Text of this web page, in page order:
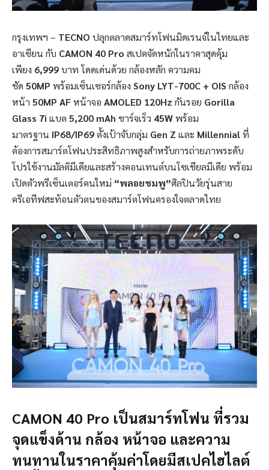
กรุงเทพฯ – TECNO ปลุกตลาดสมาร์ทโฟนมิดเรนจ์ในไทยและ
อาเซียน กับ CAMON 40 Pro สเปคจัดหนักในราคาสุดคุ้ม
เพียง 6,999บาท โดดเด่นด้วย กล้องหลัก ความคม
ชัด 50MP พร้อมเซ็นเซอร์กล้อง Sony LYT-700C + OIS กล้อง
หน้า 50MP AFหน้าจอ AMOLED 120Hz กันรอย Gorilla
Glass 7i แบต 5,200 mAh ชาร์จเร็ว 45Wพร้อม
มาตรฐาน IP68/IP69ตั้งเป้าจับกลุ่ม Gen Z และ Millennialที่
ต้องการสมาร์ตโฟนประสิทธิภาพสูงสำหรับการถ่ายภาพระดับ
โปรใช้งานมัลติมีเดียและสร้างคอนเทนต์บนโซเชียลมีเดีย พร้อม
เปิดตัวพรีเซ็นเตอร์คนใหม่ “พลอยชมพู”ศิลปินวัยรุ่นสาย
ครีเอทีฟสะท้อนตัวตนของสมาร์ตโฟนครองใจตลาดไทย
CAMON 40 Pro เป็นสมาร์ทโฟน ที่รวม
จุดแข็งด้าน กล้อง หน้าจอ และความ
ทนทานในราคาคุ้มค่าโดยมีสเปคไฮไลต์